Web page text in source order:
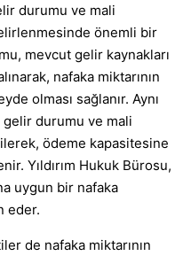
durumu ve mali
önemli bir
mevcut gelir kaynakları
nafaka miktarının
olması sağlanır. Aynı
durumu ve mali
ödeme kapasitesine
Yıldırım Hukuk Bürosu,
uygun bir nafaka
eder.
de nafaka miktarının